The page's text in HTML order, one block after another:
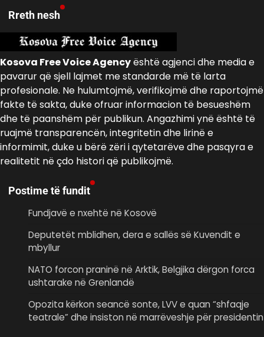
Rreth nesh
Kosova Free Voice Agencyështë agjenci dhe media e
pavarur që sjell lajmet me standarde më të larta
profesionale. Ne hulumtojmë, verifikojmë dhe raportojmë
fakte të sakta, duke ofruar informacion të besueshëm
dhe të paanshëm për publikun. Angazhimi ynë është të
ruajmë transparencën, integritetin dhe lirinë e
informimit, duke u bërë zëri i qytetarëve dhe pasqyra e
realitetit në çdo histori që publikojmë.
Postime të fundit
Fundjavë e nxehtë në Kosovë
Deputetët mblidhen, dera e sallës së Kuvendit e
mbyllur
NATO forcon praninë në Arktik, Belgjika dërgon forca
ushtarake në Grenlandë
Opozita kërkon seancë sonte, LVV e quan “shfaqje
teatrale” dhe insiston në marrëveshje për presidentin